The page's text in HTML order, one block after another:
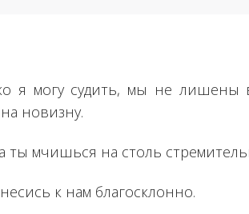
я могу судить, мы не лишены
новизну.
ты мчишься на столь
к нам благосклонно.